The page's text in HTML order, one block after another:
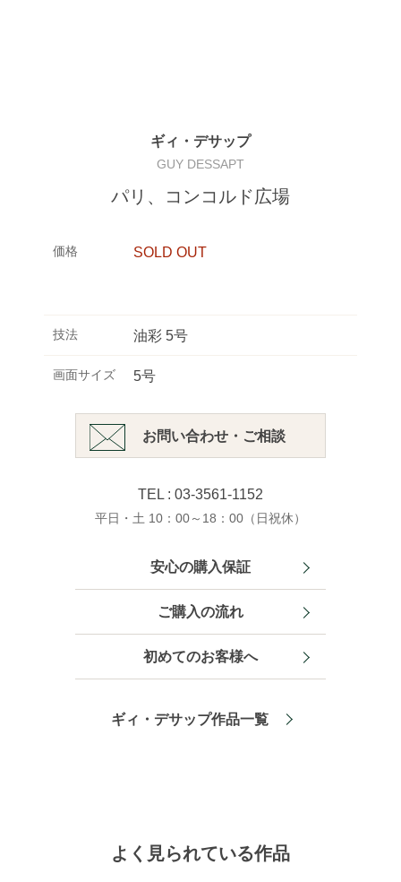
ギィ・デサップ
GUY DESSAPT
パリ、コンコルド広場
価格 SOLD OUT
技法 油彩 5号
画面サイズ 5号
お問い合わせ・ご相談
TEL : 03-3561-1152
平日・土 10：00～18：00（日祝休）
安心の購入保証
ご購入の流れ
初めてのお客様へ
ギィ・デサップ作品一覧
よく見られている作品